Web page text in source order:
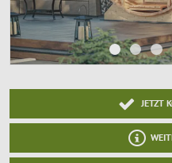
Magazin
SALE %
Über Uns
JETZT